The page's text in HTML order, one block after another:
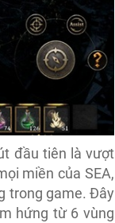
đầu tiên là vượt
miền của SEA,
trong game. Đây
hứng từ 6 vùng